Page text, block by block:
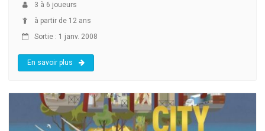
3 à 6 joueurs
à partir de 12 ans
Sortie : 1 janv. 2008
En savoir plus